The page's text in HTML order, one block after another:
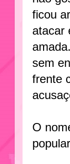
ficou
atacar
sem
frente
O